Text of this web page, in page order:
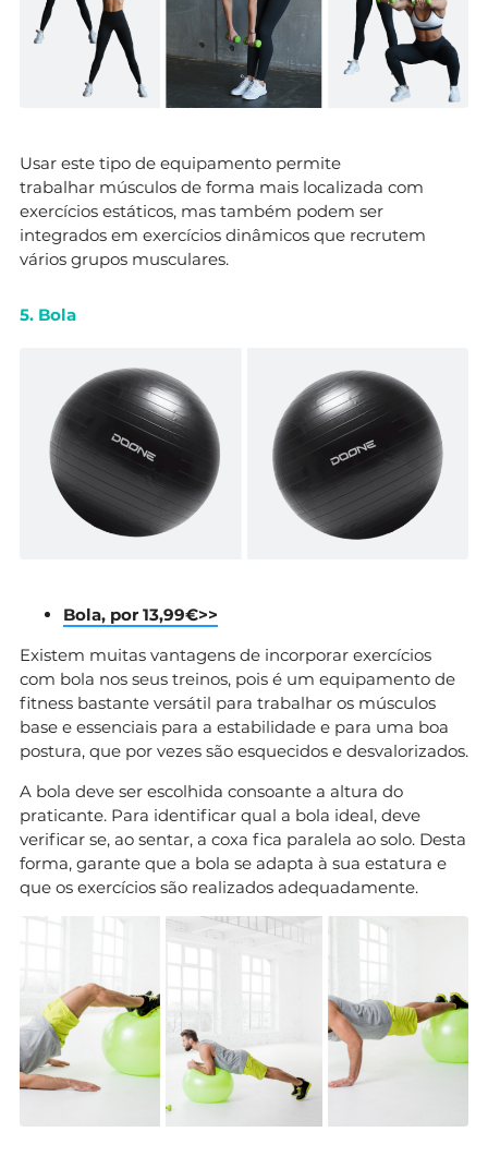
Usar este tipo de equipamento permite
trabalhar músculos de forma mais localizada com
exercícios estáticos, mas também podem ser
integrados em exercícios dinâmicos que recrutem
vários grupos musculares.
5. Bola
Bola, por 13,99€>>
Existem muitas vantagens de incorporar exercícios
com bola nos seus treinos, pois é um equipamento de
fitness bastante versátil para trabalhar os músculos
base e essenciais para a estabilidade e para uma boa
postura, que por vezes são esquecidos e desvalorizados.
A bola deve ser escolhida consoante a altura do
praticante. Para identificar qual a bola ideal, deve
verificar se, ao sentar, a coxa fica paralela ao solo. Desta
forma, garante que a bola se adapta à sua estatura e
que os exercícios são realizados adequadamente.